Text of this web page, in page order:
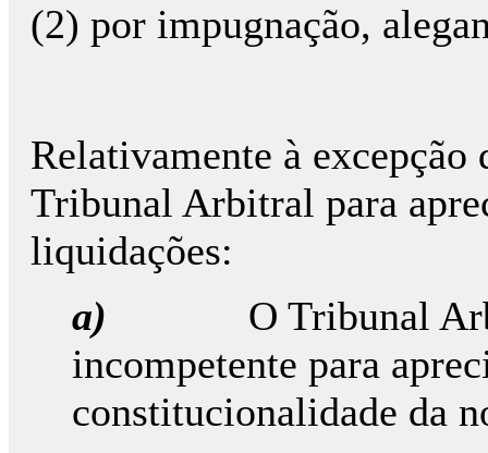
(2) por impugnação,
Relativamente à
Tribunal Arbitral para
liquidações:
a) O Tribunal
incompetente para
constitucionalidade da